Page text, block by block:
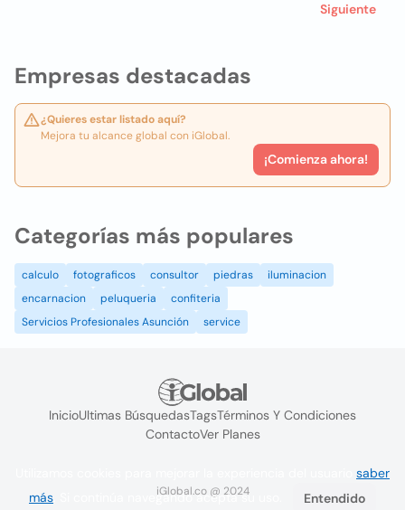
Empresas destacadas
¿Quieres estar listado aquí?
Mejora tu alcance global con iGlobal.
¡Comienza ahora!
Siguiente
Categorías más populares
calculo fotograficos consultor piedras
iluminacion
encarnacion
peluqueria
confiteria
Servicios Profesionales Asunción
service
InicioUltimas BúsquedasTagsTérminos Y Condiciones
ContactoVer Planes
iGlobal.co @ 2024
saber
más . Si continúa navegando acepta su uso. Entendido